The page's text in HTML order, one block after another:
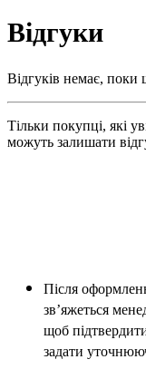
Відгуки
Відгуків немає, поки
Тільки покупці, які
можуть залишати
Після
зв’яжеться
щоб
задати